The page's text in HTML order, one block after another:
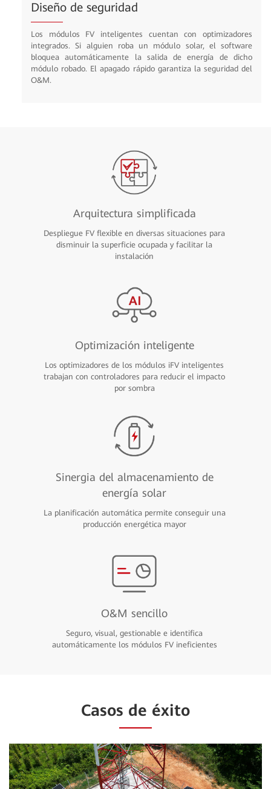
Diseño de seguridad
Los módulos FV inteligentes cuentan con optimizadores
integrados. Si alguien roba un módulo solar, el software
bloquea automáticamente la salida de energía de dicho
módulo robado. El apagado rápido garantiza la seguridad del
O&M.
Arquitectura simplificada
Despliegue FV flexible en diversas situaciones para
disminuir la superficie ocupada y facilitar la
instalación
Optimización inteligente
Los optimizadores de los módulos iFV inteligentes
trabajan con controladores para reducir el impacto
por sombra
Sinergia del almacenamiento de
energía solar
La planificación automática permite conseguir una
producción energética mayor
O&M sencillo
Seguro, visual, gestionable e identifica
automáticamente los módulos FV ineficientes
Casos de éxito